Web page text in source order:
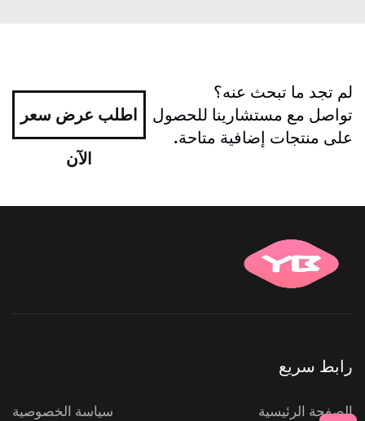
لم تجد ما تبحث عنه؟
تواصل مع مستشارينا للحصول
على منتجات إضافية متاحة.
اطلب عرض سعر
الآن
رابط سريع
الصفحة الرئيسية
سياسة الخصوصية